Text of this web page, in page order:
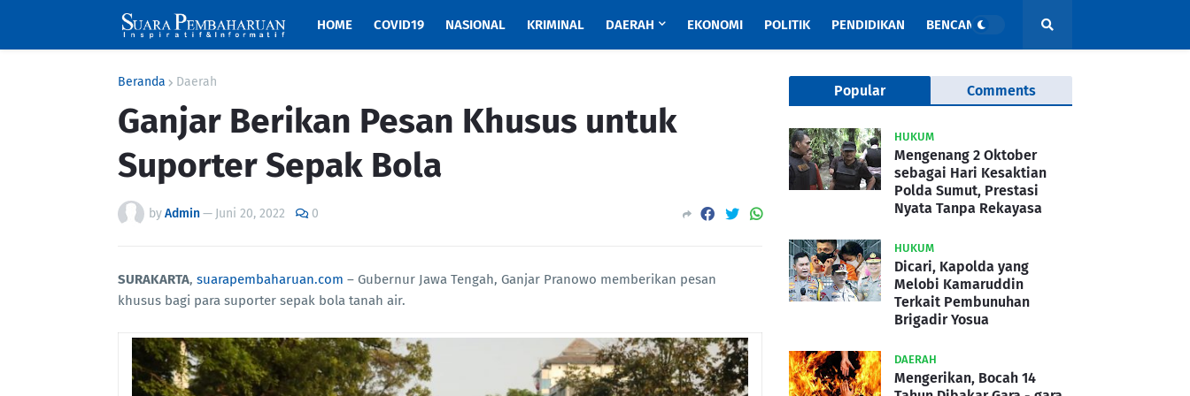
HOME COVID19 NASIONAL KRIMINAL DAERAH EKONOMI POLITIK PENDIDIKAN BENCANA
Beranda Daerah
Ganjar Berikan Pesan Khusus untuk
Suporter Sepak Bola
byAdmin— Juni 20, 2022 0
SURAKARTA, suarapembaharuan.com – Gubernur Jawa Tengah, Ganjar Pranowo memberikan pesan
khusus bagi para suporter sepak bola tanah air.
Popular Comments
HUKUM
Mengenang 2 Oktober
sebagai Hari Kesaktian
Polda Sumut, Prestasi
Nyata Tanpa Rekayasa
HUKUM
Dicari, Kapolda yang
Melobi Kamaruddin
Terkait Pembunuhan
Brigadir Yosua
DAERAH
Mengerikan, Bocah 14